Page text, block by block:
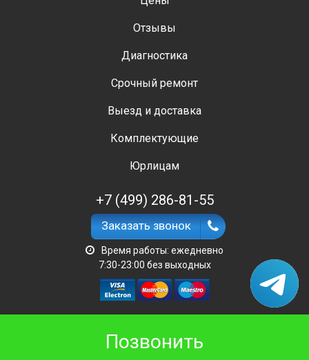
Отзывы
Диагностика
Срочный ремонт
Выезд и доставка
Комплектующие
Юрлицам
+7 (499) 286-81-55
Заказать звонок
Время работы: ежедневно
7:30-23:00 без выходных
Позвонить